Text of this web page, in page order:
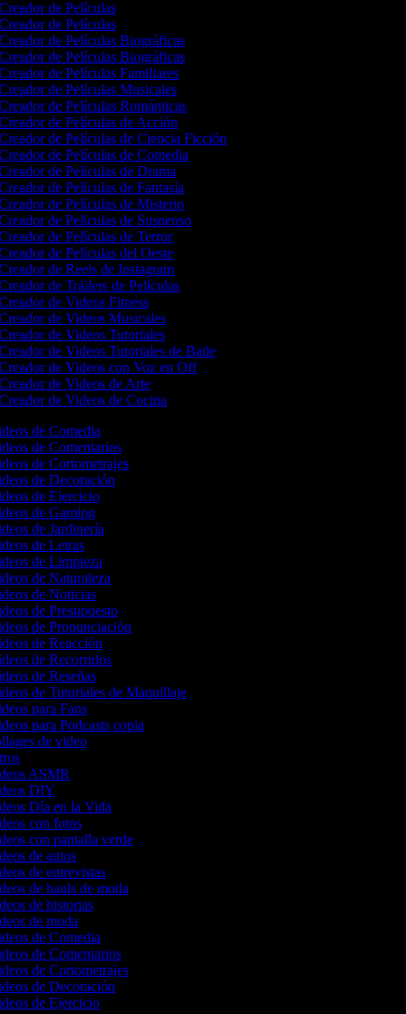
de Películas
de Películas
de Películas Biográficas
de Películas Biográficas
de Películas Familiares
de Películas Musicales
de Películas Románticas
de Películas de Acción
de Películas de Ciencia Ficción
de Películas de Comedia
de Películas de Drama
de Películas de Fantasía
de Películas de Misterio
de Películas de Suspenso
de Películas de Terror
de Películas del Oeste
de Reels de Instagram
de Tráilers de Películas
de Videos Fitness
de Videos Musicales
de Videos Tutoriales
de Videos Tutoriales de Baile
de Videos con Voz en Off
de Videos de Arte
de Videos de Cocina
de Comedia
de Comentarios
de Cortometrajes
de Decoración
de Ejercicio
de Gaming
de Jardinería
de Letras
de Limpieza
de Naturaleza
de Noticias
de Presupuesto
de Pronunciación
de Reacción
de Recorridos
de Reseñas
de Tutoriales de Maquillaje
para Fans
para Podcasts copia
de video
ASMR
DIY
Día en la Vida
con fotos
con pantalla verde
de autos
de entrevistas
de hauls de moda
de historias
de moda
de Comedia
de Comentarios
de Cortometrajes
de Decoración
de Ejercicio